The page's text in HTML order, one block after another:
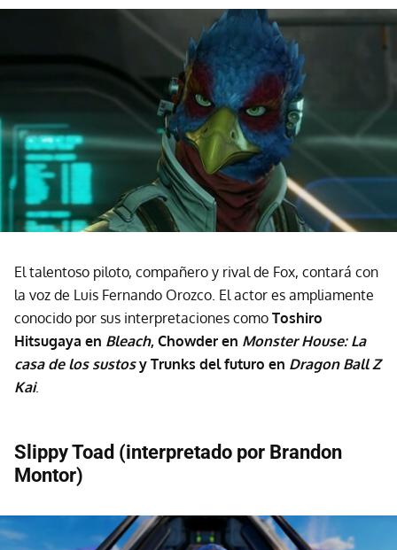
El talentoso piloto, compañero y rival de Fox, contará con
la voz de Luis Fernando Orozco. El actor es ampliamente
conocido por sus interpretaciones como Toshiro
Hitsugaya en Bleach, Chowder en Monster House: La
casa de los sustosy Trunks del futuro en Dragon Ball Z
Kai.
Slippy Toad (interpretado por Brandon
Montor)